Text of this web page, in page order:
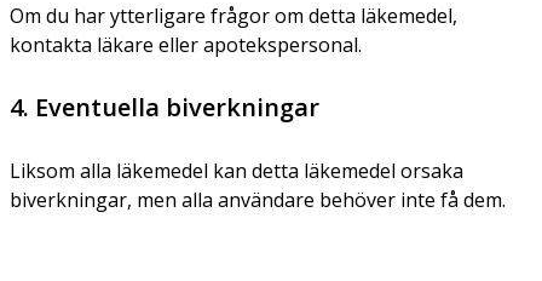
Om du har ytterligare frågor om detta läkemedel,
kontakta läkare eller apotekspersonal.
4. Eventuella biverkningar
Liksom alla läkemedel kan detta läkemedel orsaka
biverkningar, men alla användare behöver inte få dem.